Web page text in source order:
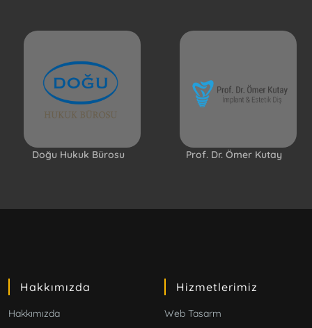
Doğu Hukuk Bürosu Prof. Dr. Ömer Kutay
Hakkımızda
Hakkımızda
Hizmetlerimiz
Web Tasarm